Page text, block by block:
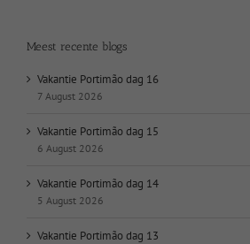
op
datum:
Meest recente blogs
Vakantie Portimão dag 16
7 August 2026
Vakantie Portimão dag 15
6 August 2026
Vakantie Portimão dag 14
5 August 2026
Vakantie Portimão dag 13